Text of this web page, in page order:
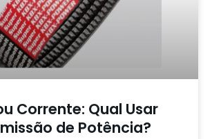
Corrente: Qual Usar
de Potência?